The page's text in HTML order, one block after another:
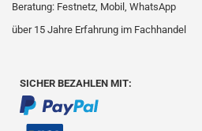
Beratung: Festnetz, Mobil, WhatsApp
über 15 Jahre Erfahrung im Fachhandel
SICHER BEZAHLEN MIT: